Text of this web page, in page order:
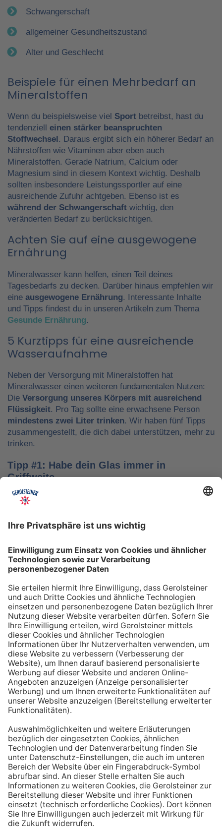
Schwangerschaft
allgemeiner Gesundheitszustand
Alter und Geschlecht
Beispiele für einen Mehrbedarf an
Mineralstoffen
Wenn du beispielsweise viel Sport betreibst, hast du
tendenziell einen stärker beanspruchten
Stoffwechsel. Daraus ergibt sich ein höherer Bedarf an
Nährstoffen wie Vitaminen aber eben auch
Mineralstoffen. Gerade Natrium, Calcium oder
Magnesium sind in diesem Kontext wichtig. Deshalb
sollten insbesondere Leistungssportler auf eine
ausreichende Zufuhr achtgeben. Ebenso ist es
während der Schwangerschaft wichtig, den
veränderten Bedarf zu berücksichtigen.
Achten Sie auf eine ausgewogene
Ernährung
Mineralwasser kann helfen, einen Teil deines
Tagesbedarfs zu decken. Darüber hinaus empfehlen wir
eine ausgewogene Ernährung. Interessante Inhalte
und Tipps findest du in unseren Artikeln zum Thema
Gesunde Ernährung.
5 Kurztipps für eine ausreichende
Wasseraufnahme
Neben der Versorgung mit Mineralstoffen hat
Mineralwasser einen weiteren fundamentalen Nutzen:
Die Versorgung unseres Körpers mit ausreichend
Flüssigkeit. Pro Tag sollte eine erwachsene Person
mindestens zwei Liter trinken. Wir haben fünf Tipps
zusammengestellt, die dich dabei unterstützen, mehr zu
trinken.
Tipp #1: Habe dein Glas immer in
Griffweite
Ob bei der Arbeit oder während der Freizeit: Wasser
nicht vergisst. Denke daran, auch unterwegs immer
etwas Wasser dabei zu haben. Kleine PET-Flaschen mit
hinnehmen.
Tipp #2: Trinke direkt nach dem Aufstehen
Über Nacht verliert dein Körper Flüssigkeit. Um gut in
den Tag zu starten, solltest du deshalb direkt nach dem
Aufstehen ein großes Glas Wasser trinken. Stelle dir
zum Beispiel eine Flasche Mineralwasser direkt ans
Bett, damit du dieses kleine Morgenritual sofort
durchführen kannst.
Tipp #3: Vor und während jeder Mahlzeit
ein Glas Wasser trinken
Dadurch verknüpfst du das Trinken mit einem Ereignis.
einer Mahlzeit trinken, unterstützt du außerdem die
Produktion von Verdauungssäften. Zusätzlich fördert
das Trinken während des Essens das Sättigungsgefühl.
Tipp #4: Peppe dein Wasser auf
Wenn dir der Geschmack von purem Mineralwasser
nicht reichen sollte, dann kannst du deine Getränke mit
einfachen Mitteln verfeinern. Mische dir einfach